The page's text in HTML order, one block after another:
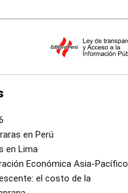
en Perú
en Lima
Económica Asia-Pacífico
el costo de la